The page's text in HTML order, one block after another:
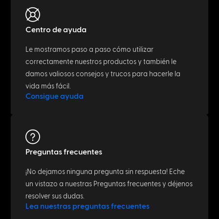
Centro de ayuda
Le mostramos paso a paso cómo utilizar
correctamente nuestros productos y también le
damos valiosos consejos y trucos para hacerle la
vida más fácil.
Consigue ayuda
Preguntas frecuentes
¡No dejamos ninguna pregunta sin respuesta! Eche
un vistazo a nuestras Preguntas frecuentes y déjenos
resolver sus dudas.
Lea nuestras preguntas frecuentes